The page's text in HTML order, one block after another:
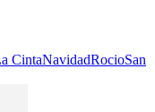
CintaNavidadRocioSan